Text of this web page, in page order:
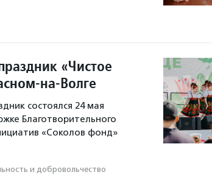
«Чистое
на-Волге
состоялся 24 мая
Благотворительного
«Соколов фонд»
и доброволь­чест­во